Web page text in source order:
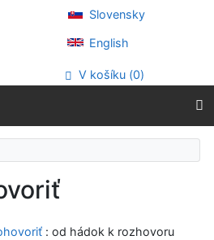
prístupnosti
Slovensky
English
V košíku (0)
: od hádok k rozhovoru